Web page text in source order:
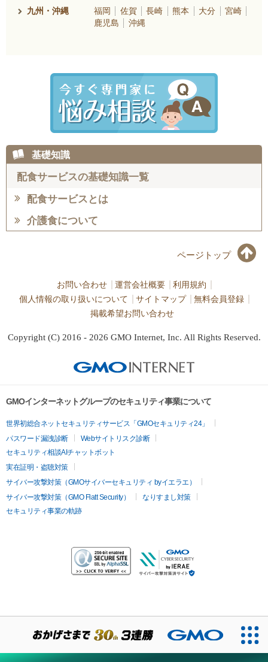
九州・沖縄 福岡 佐賀 長崎 熊本 大分
宮崎
鹿児島
沖縄
基礎知識
配食サービスの基礎知識一覧
配食サービスとは
介護食について
ページトップ
お問い合わせ 運営会社概要
利用規約
個人情報の取り扱いについて
サイトマップ
無料会員登録
掲載希望お問い合わせ
Copyright (C) 2016 - 2026 GMO Internet, Inc. All Rights Reserved.
GMOインターネットグループのセキュリティ事業について
世界初総合ネットセキュリティサービス「GMOセキュリティ24」
パスワード漏洩診断
Webサイトリスク診断
セキュリティ相談AIチャットボット
実在証明・盗聴対策
サイバー攻撃対策（GMOサイバーセキュリティ byイエラエ）
サイバー攻撃対策（GMO Flatt Security）
なりすまし対策
セキュリティ事業の軌跡